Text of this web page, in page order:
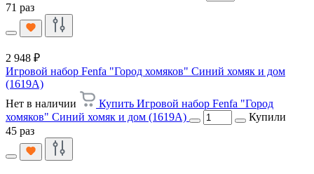
71 раз
2 948 ₽
Игровой набор Fenfa "Город хомяков" Синий хомяк и дом
(1619А)
Нет в наличии
Купить Игровой набор Fenfa "Город
хомяков" Синий хомяк и дом (1619А)
Купили
45 раз